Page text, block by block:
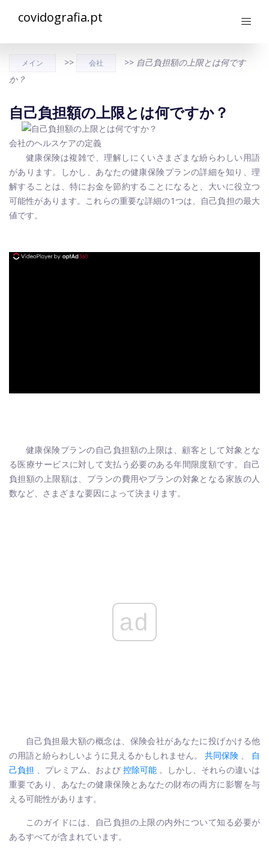
covidografia.pt
メイン >> 会社 >> 自己負担額の上限とは何です
か？
自己負担額の上限とは何ですか？
会社のヘルスケアの定義
健康保険は複雑で、理解しにくいさまざまな紛らわしい用語
があります。しかし、あなたの健康保険プランの詳細を知り、理
解することは、特にお金を節約することになると、大いに役立つ
可能性があります。これらの重要な詳細の1つは、自己負担の最大
値です。
健康保険プランの自己負担額の上限は、顧客として対象とな
る医療サービスに対して支払う必要のある年間限度額です。自己
負担額の上限額は、プランの費用やプランの対象となる家族の人
数など、さまざまな要因によって決まります。
ad
自己負担最大額の概念は、保険会社があなたに投げかける他
の用語と紛らわしいように見えるかもしれません。
共同保険 、
自
己負担 、プレミアム、および 控除可能 。しかし、それらの違いは
重要であり、あなたの健康保険とあなたの財布の両方に影響を与
える可能性があります。
このガイドには、自己負担の上限の内外について知る必要が
あるすべてが含まれています。